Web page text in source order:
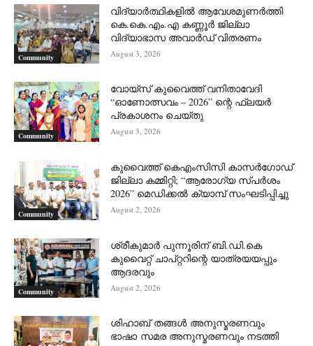
Community
വിദ്യാർത്ഥികളിൽ ആവേശമുണർത്തി
കെ.കെ.എം.എ കണ്ണൂർ ജില്ലാ
വിദ്യാഭാസ അവാർഡ് വിതരണം
August 3, 2026
Community
വോയ്സ് കുവൈത്ത് വനിതാവേദി
“ഓണോത്സവം – 2026” ന്റെ ഫ്ലയർ
പ്രകാശനം ചെയ്തു
August 3, 2026
Community
കുവൈത്ത് കെഎംസിസി കാസർഗോഡ്
ജില്ലാ കമ്മിറ്റി; “ആരോഗ്യ സ്പർശം
2026” മെഡിക്കൽ ക്യാമ്പ് സംഘടിപ്പിച്ചു
August 2, 2026
Community
ശ്രീകുമാർ പുന്നൂരിന് ബി.ഡി.കെ
കുവൈറ്റ് ചാപ്റ്ററിന്റെ യാത്രയയപ്പും
ആദരവും
August 2, 2026
ശിഹാബ് തങ്ങൾ അനുസ്മരണവും
ഭാഷാ സമര അനുസ്മരണവും നടത്തി